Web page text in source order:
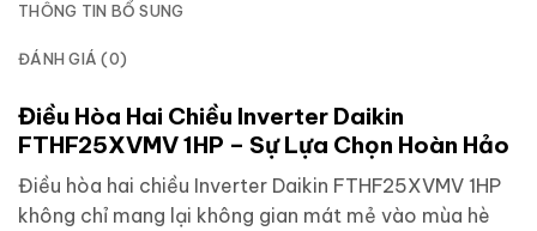
THÔNG TIN BỔ SUNG
ĐÁNH GIÁ (0)
Điều Hòa Hai Chiều Inverter Daikin
FTHF25XVMV 1HP – Sự Lựa Chọn Hoàn Hảo
Điều hòa hai chiều Inverter Daikin FTHF25XVMV 1HP
không chỉ mang lại không gian mát mẻ vào mùa hè